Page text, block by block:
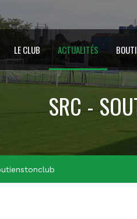
LE CLUB ACTUALITÉS
SRC -